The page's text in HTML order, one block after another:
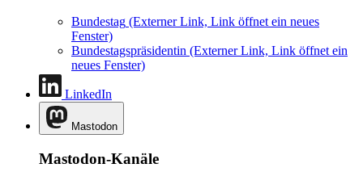
Bundestag (Externer Link, Link öffnet ein neues
Fenster)
Bundestagspräsidentin (Externer Link, Link öffnet ein
neues Fenster)
LinkedIn
Mastodon
Mastodon-Kanäle